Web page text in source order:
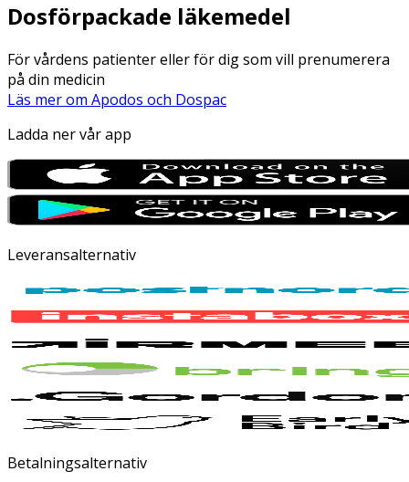
Dosförpackade läkemedel
För vårdens patienter eller för dig som vill prenumerera
på din medicin
Läs mer om Apodos och Dospac
Ladda ner vår app
Leveransalternativ
Betalningsalternativ